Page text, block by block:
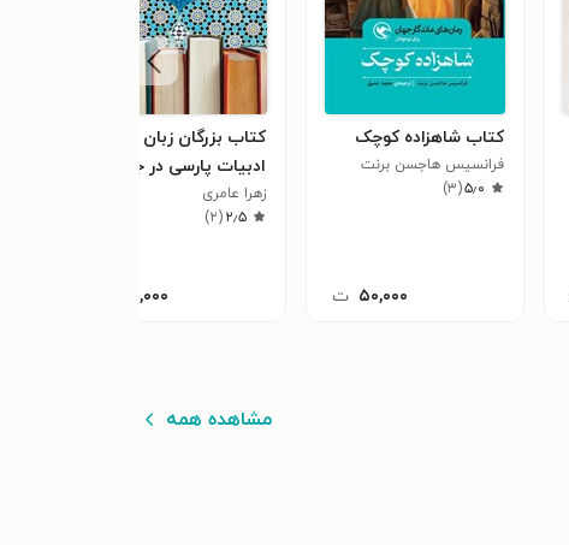
کتاب شاهزاده کوچک
فرانسیس هاجسن برنت
۵٫۰(۳)
۵۰,۰۰۰ ت
کتاب بزرگان زبان و
ادبیات پارسی در جهان
عرب (بخش اول)
زهرا عامری
۲٫۵(۲)
۸۰,۰۰۰
مشاهده همه